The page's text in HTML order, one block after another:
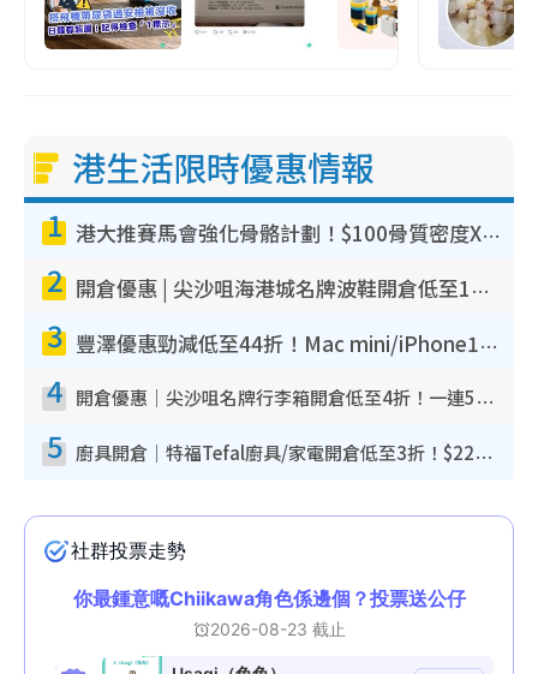
港生活限時優惠情報
1 港大推賽馬會強化骨骼計劃！$100骨質密度X光檢查 完成免費運動訓練送超市禮券！附參加資格
2 開倉優惠 | 尖沙咀海港城名牌波鞋開倉低至1折！On鞋$899起／Joy&Peace鞋履$98起
3 豐澤優惠勁減低至44折！Mac mini/iPhone17Pro大減價！廚房家電$220起
4 開倉優惠｜尖沙咀名牌行李箱開倉低至4折！一連5日 American Tourister/ace./Hallmark $200起！
5 廚具開倉｜特福Tefal廚具/家電開倉低至3折！$220起買平底鍋/炒鑊/湯煲！電飯煲/吸塵機/燙斗$418起